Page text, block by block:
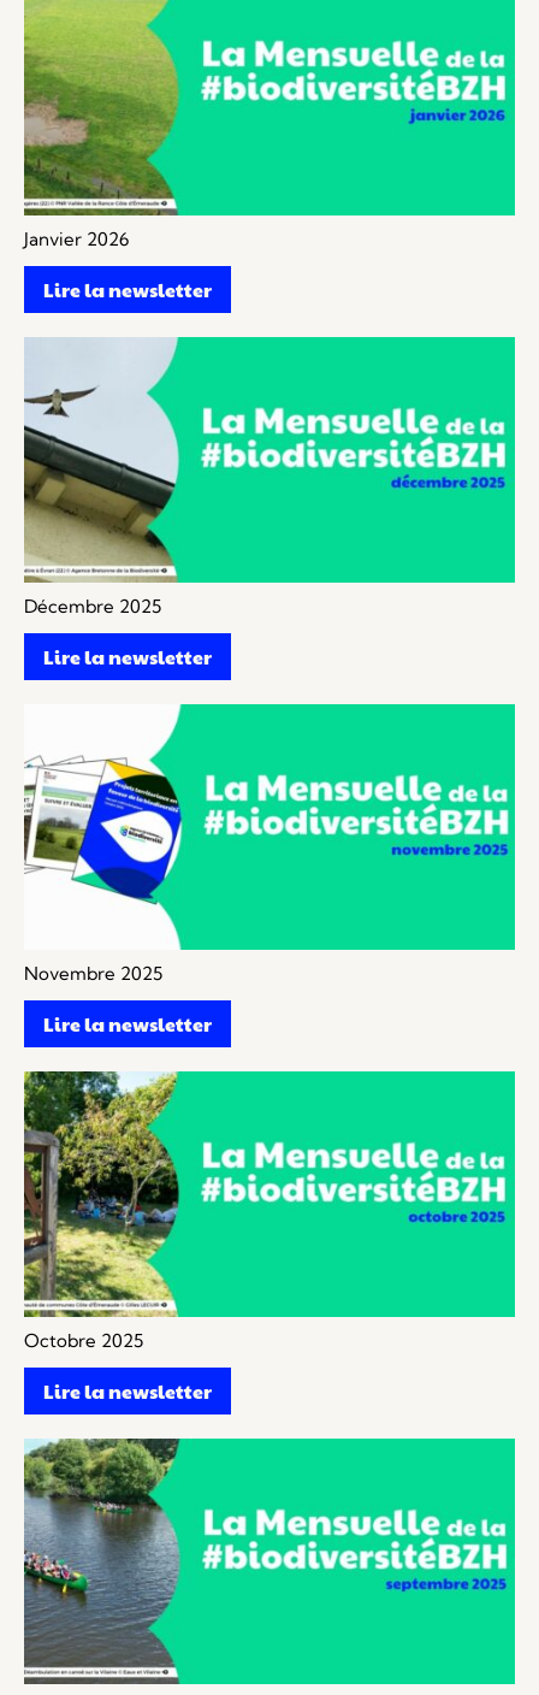
Janvier 2026
Lire la newsletter
Décembre 2025
Lire la newsletter
Novembre 2025
Lire la newsletter
Octobre 2025
Lire la newsletter